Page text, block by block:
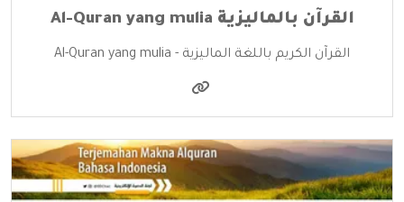
القرآن بالماليزية Al-Quran yang mulia
القرآن الكريم باللغة الماليزية - Al-Quran yang mulia